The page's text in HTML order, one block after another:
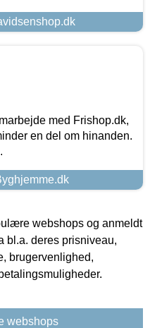
med Frishop.dk,
en del om hinanden.
webshops og anmeldt
bl.a. deres prisniveau,
brugervenlighed,
webshops